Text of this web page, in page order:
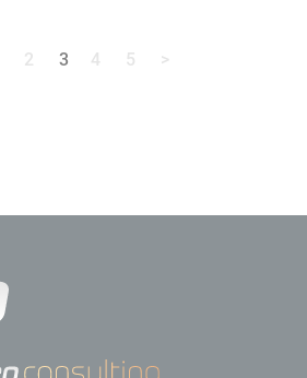
2 3 4 5 >